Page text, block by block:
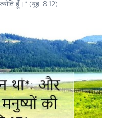
हूँ।” (यूह. 8:12)